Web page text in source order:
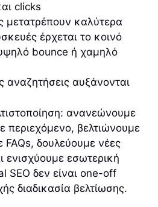
clicks
μετατρέπουν καλύτερα
έρχεται το κοινό
bounce ή χαμηλό
αναζητήσεις αυξάνονται
ανανεώνουμε
περιεχόμενο, βελτιώνουμε
FAQs, δουλεύουμε νέες
ενισχύουμε εσωτερική
SEO δεν είναι one-off
διαδικασία βελτίωσης.